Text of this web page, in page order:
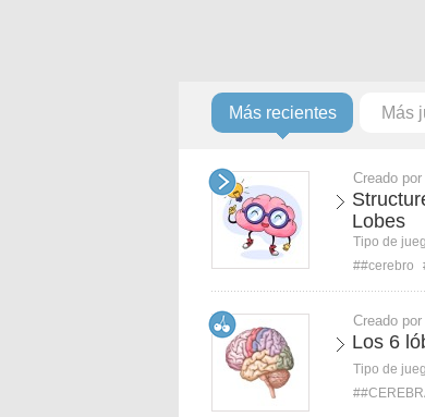
Más recientes Más
Creado por
Lobes
Tipo de
##cerebro
Creado por
Los 6
Tipo de